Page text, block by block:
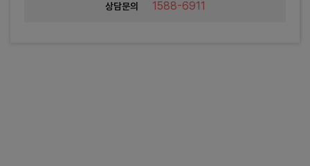
상담문의 1588-6911